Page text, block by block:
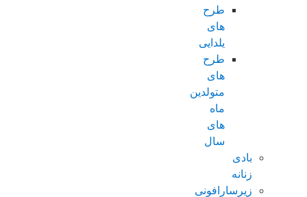
طرح
های
یلدایی
طرح
های
متولدین
ماه
های
سال
بادی
زنانه
زیرسارافونی